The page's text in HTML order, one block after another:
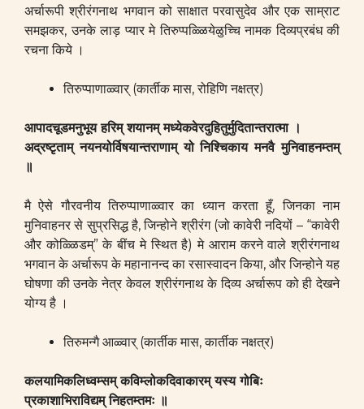
अर्चारूपी श्रीरंगनाथ भगवान को साक्षात परवासुदेव और एक साम्राट
समझकर, उनके लाड़ प्यार मे तिरुप्पळ्ळियेळुच्चि नामक दिव्यप्रबंध की
रचना किये ।
तिरुप्पाणाळ्वार् (कार्तीक मास, रोहिणि नक्षत्र)
आपादचूडमनुभूय हरिम् शयानम् मध्येकवेरदुहितुर्मुदितान्तरात्मा ।
अद्रष्टृताम् नयनयोर्विषयान्तराणाम् यो निश्चिकाय मनवै मुनिवाहनम्तम्
॥
मै ऐसे गौरवनीय तिरुप्पाणाळ्वार का ध्यान करता हूँ, जिनका नाम
मुनिवाहनर से सुप्रसिद्ध है, जिन्होने श्रीरंग (जो कावेरी नदियों – “कावेरी
और कोळ्ळिडम्” के बींच मे स्थित है) मे आराम करने वाले श्रीरंगनाथ
भगवान के अर्चारूप के महानानन्द का रसास्वादन किया, और जिन्होने यह
घोषणा की उनके नेत्र केवल श्रीरंगनाथ के दिव्य अर्चारूप को ही देखने
योग्य है ।
तिरुमन्गै आळ्वार् (कार्तीक मास, कार्तीक नक्षत्र)
कलयामिकलिध्वम्सम् कविम्लोकदिवाकारम्यस्य गोबिः
प्रकाशाभिराविद्यम् निहतम्तमः ॥